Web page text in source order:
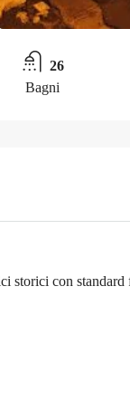
26
Bagni
storici con